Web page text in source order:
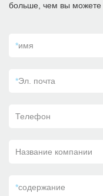
больше, чем вы можете
*имя
*Эл. почта
Телефон
Название компании
*содержание